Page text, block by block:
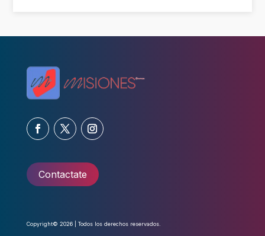
Contactate
Copyright© 2026 | Todos los derechos reservados.